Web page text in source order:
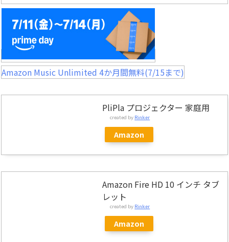
Amazon Music Unlimited 4か月間無料(7/15まで)
PliPla プロジェクター 家庭用
created by Rinker
Amazon
Amazon Fire HD 10 インチ タブ
レット
created by Rinker
Amazon